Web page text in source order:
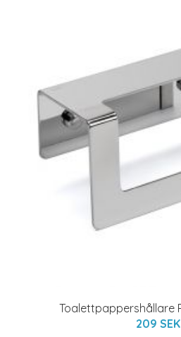
Toalettpappershållare
209 SEK